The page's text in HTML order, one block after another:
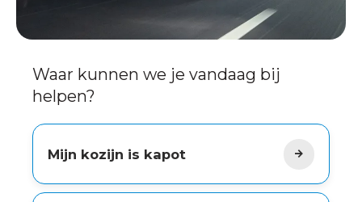
Waar kunnen we je vandaag bij
helpen?
Mijn kozijn is kapot